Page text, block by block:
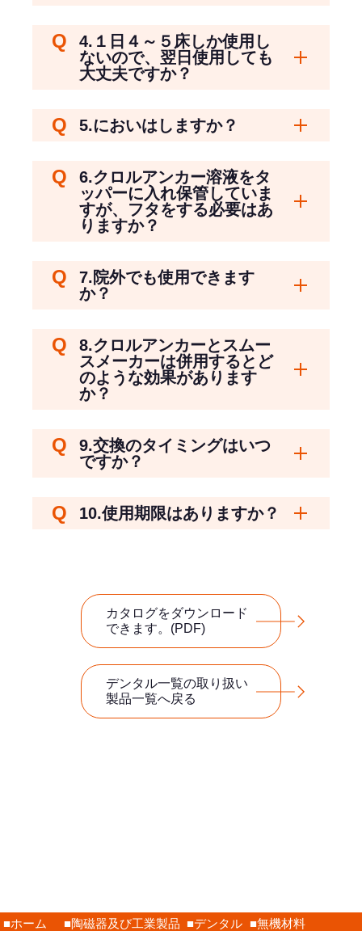
4.１日４～５床しか使用し
ないので、翌日使用しても
大丈夫ですか？
5.においはしますか？
6.クロルアンカー溶液をタ
ッパーに入れ保管していま
すが、フタをする必要はあ
りますか？
7.院外でも使用できます
か？
8.クロルアンカーとスムー
スメーカーは併用するとど
のような効果があります
か？
9.交換のタイミングはいつ
ですか？
10.使用期限はありますか？
カタログをダウンロード
できます。(PDF)
デンタル一覧の取り扱い
製品一覧へ戻る
ホーム 陶磁器及び工業製品 デンタル 無機材料